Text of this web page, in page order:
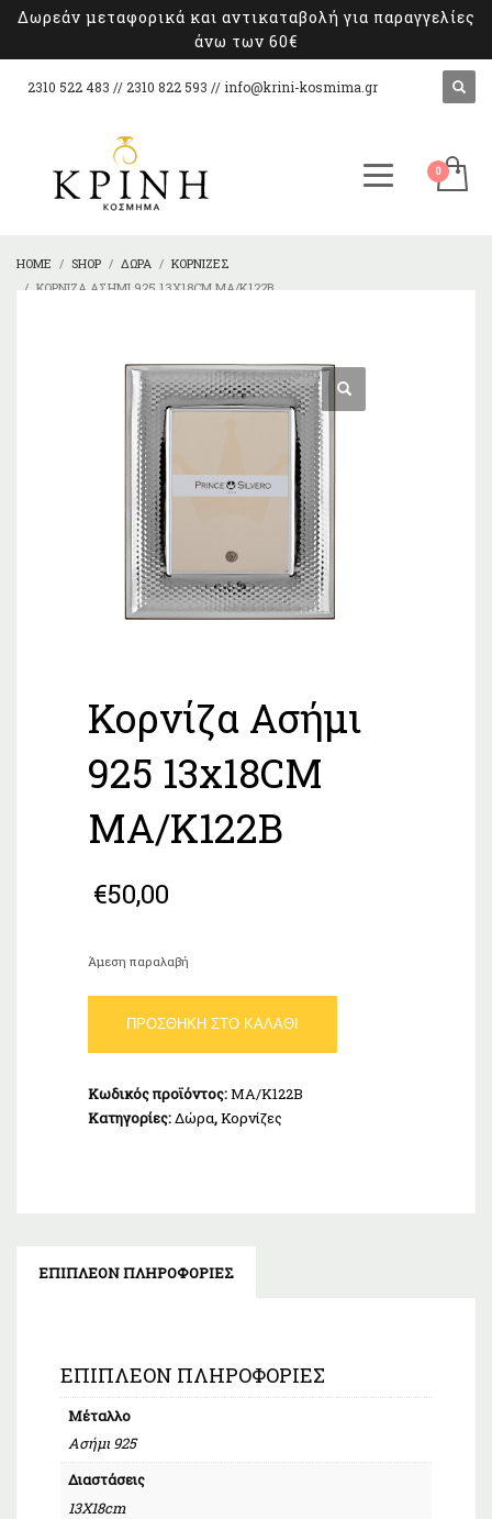
Δωρεάν μεταφορικά και αντικαταβολή για παραγγελίες
άνω των 60€
2310 522 483 // 2310 822 593 // info@krini-kosmima.gr
HOME SHOP ΔΏΡΑ
ΚΟΡΝΊΖΕΣ
ΚΟΡΝΊΖΑ ΑΣΉΜΙ 925 13X18CM MA/K122B
Κορνίζα Ασήμι
925 13x18CM
MA/K122B
€50,00
Άμεση παραλαβή
925
MA/K122B
ποσότητα
ΠΡΟΣΘΉΚΗ ΣΤΟ ΚΑΛΆΘΙ
Κωδικός προϊόντος:MA/K122B
Κατηγορίες:Δώρα,Κορνίζες
ΕΠΙΠΛΈΟΝ ΠΛΗΡΟΦΟΡΊΕΣ
ΕΠΙΠΛΈΟΝ ΠΛΗΡΟΦΟΡΊΕΣ
Μέταλλο
Ασήμι 925
Διαστάσεις
13Χ18cm